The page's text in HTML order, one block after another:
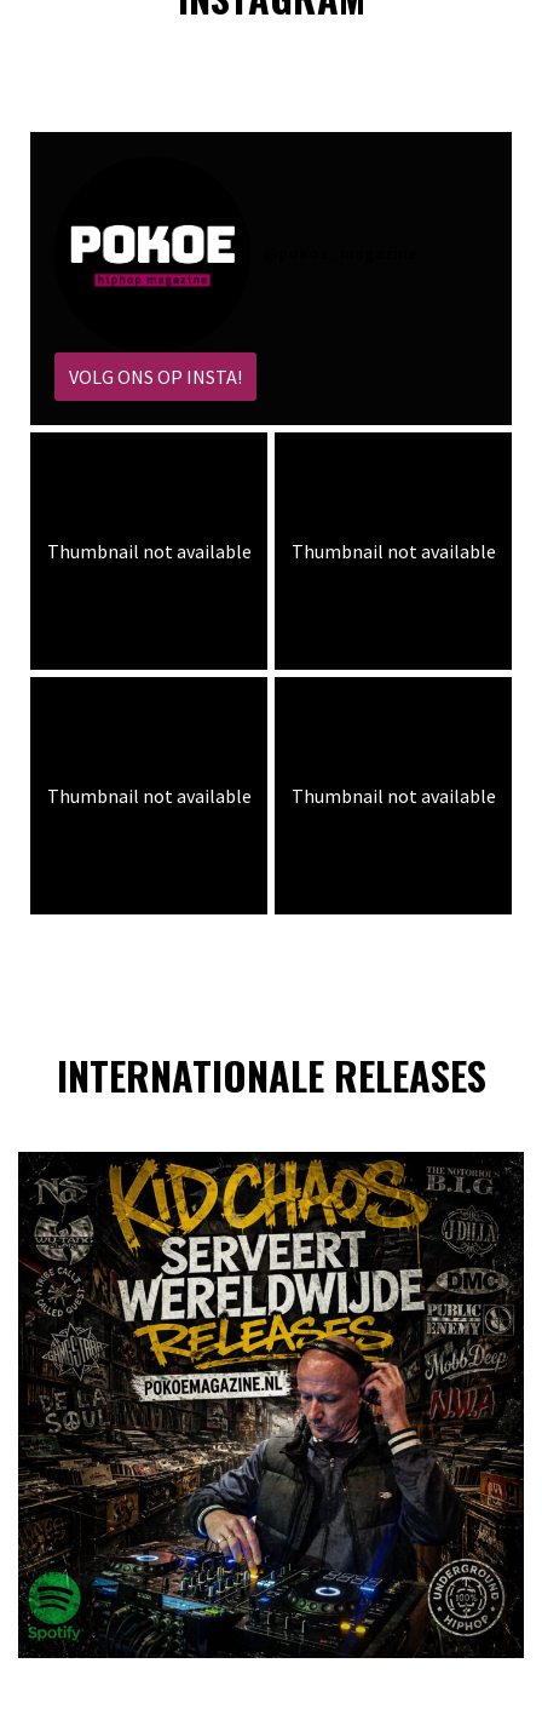
VOLG ONS OP INSTA!
Thumbnail not available Thumbnail not available
Thumbnail not available Thumbnail not available
INTERNATIONALE RELEASES